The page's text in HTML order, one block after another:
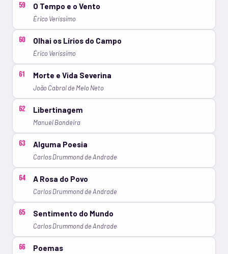
59 O Tempo e o Vento
Érico Veríssimo
60 Olhai os Lírios do Campo
Érico Veríssimo
61 Morte e Vida Severina
João Cabral de Melo Neto
62 Libertinagem
Manuel Bandeira
63 Alguma Poesia
Carlos Drummond de Andrade
64 A Rosa do Povo
Carlos Drummond de Andrade
65 Sentimento do Mundo
Carlos Drummond de Andrade
66 Poemas